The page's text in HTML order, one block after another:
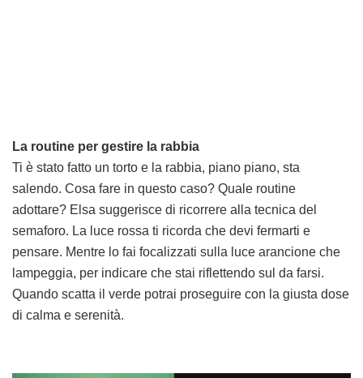
La routine per gestire la rabbia
Ti è stato fatto un torto e la rabbia, piano piano, sta
salendo. Cosa fare in questo caso? Quale routine
adottare? Elsa suggerisce di ricorrere alla tecnica del
semaforo. La luce rossa ti ricorda che devi fermarti e
pensare. Mentre lo fai focalizzati sulla luce arancione che
lampeggia, per indicare che stai riflettendo sul da farsi.
Quando scatta il verde potrai proseguire con la giusta dose
di calma e serenità.